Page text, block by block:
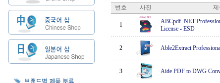
번호
사진 제
1
ABCpdf .NET
License- ESD
2 Able2Extract
3 Aide PDF to DWG